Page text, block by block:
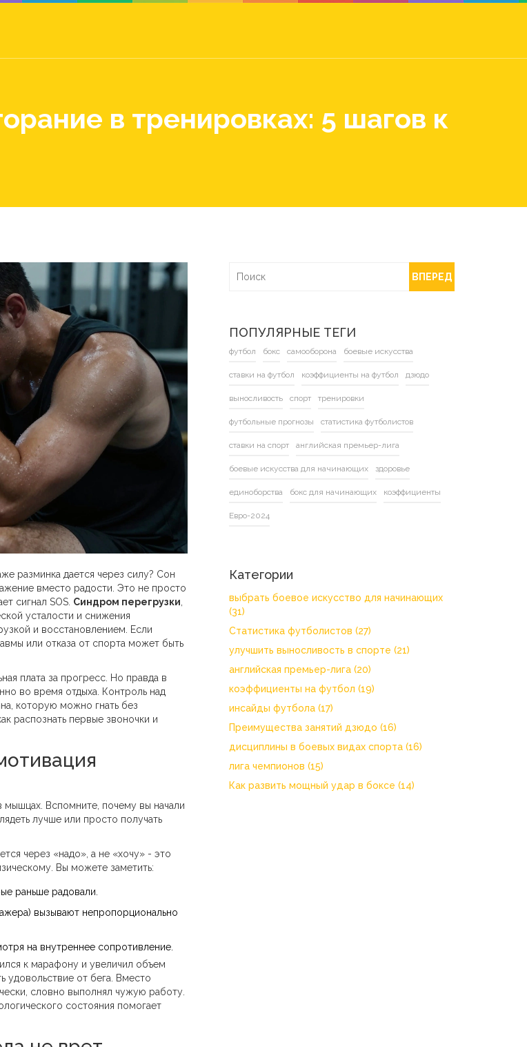
в тренировках: 5 шагов к
разминка дается через силу? Сон
вместо радости. Это не просто
сигнал SOS. Синдром перегрузки
усталости и снижения
и восстановлением.
Если
или отказа от спорта может быть
плата за прогресс. Но правда в
во время отдыха. Контроль над
которую можно гнать без
распознать первые звоночки и
мышцах. Вспомните, почему вы начали
лучше или просто получать
через «надо», а не «хочу» - это
Вы можете заметить:
раньше радовали.
вызывают непропорционально
на внутреннее сопротивление.
к марафону и увеличил объем
удовольствие от бега. Вместо
словно выполнял чужую работу.
состояния помогает
ВПЕРЕД
ПОПУЛЯРНЫЕ ТЕГИ
футбол бокс самооборона боевые искусства
ставки на футбол коэффициенты на футбол дзюдо
выносливость спорт тренировки
футбольные прогнозы статистика футболистов
ставки на спорт английская премьер-лига
боевые искусства для начинающих здоровье
единоборства бокс для начинающих коэффициенты
Евро-2024
Категории
выбрать боевое искусство для начинающих
(31)
Статистика футболистов (27)
улучшить выносливость в спорте (21)
английская премьер-лига (20)
коэффициенты на футбол (19)
инсайды футбола (17)
Преимущества занятий дзюдо (16)
дисциплины в боевых видах спорта (16)
лига чемпионов (15)
Как развить мощный удар в боксе (14)